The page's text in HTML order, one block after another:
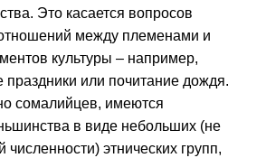
Это касается вопросов
между племенами и
культуры – например,
или почитание дождя.
сомалийцев, имеются
в виде небольших (не
этнических групп,